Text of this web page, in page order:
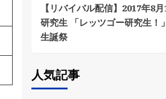
【リバイバル配信】2017年8
研究生 「レッツゴー研究生！
生誕祭
人気記事